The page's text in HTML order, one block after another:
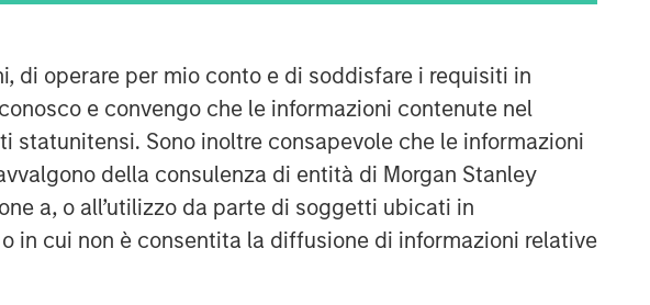
di operare per mio conto e di soddisfare i requisiti in
e convengo che le informazioni contenute nel
statunitensi. Sono inoltre consapevole che le informazioni
della consulenza di entità di Morgan Stanley
a, o all’utilizzo da parte di soggetti ubicati in
in cui non è consentita la diffusione di informazioni relative
The AIP Hedge Fund team delivers a
broad range of portfolio solutions to a
include custom hedge fund portfolios
and broadly diversified, opportunistic
and strategy-specific funds.